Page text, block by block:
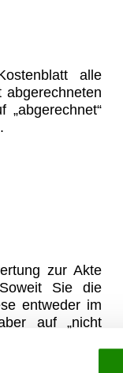
alle
zur Akte
Sie die
entweder im
auf „nicht